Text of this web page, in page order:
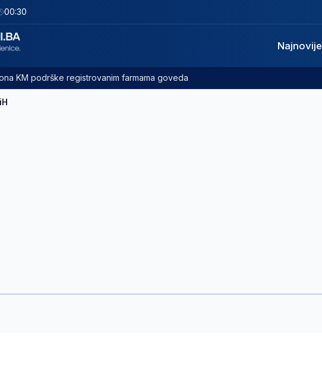
00:30
Najnovije
KM podrške registrovanim farmama goveda